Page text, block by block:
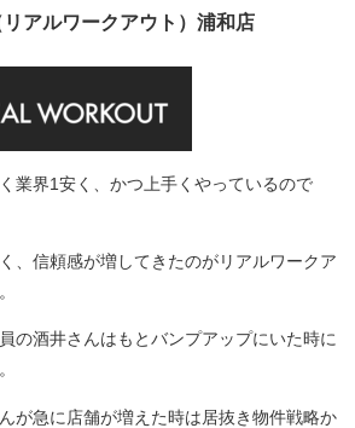
アルワークアウト）浦和店
業界1安く、かつ上手くやっているので
、信頼感が増してきたのがリアルワークア
の酒井さんはもとバンプアップにいた時に
が急に店舗が増えた時は居抜き物件戦略か